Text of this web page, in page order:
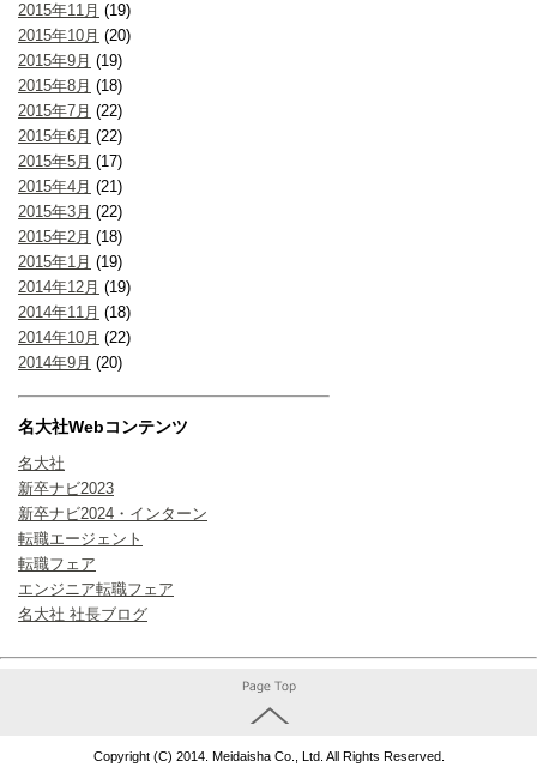
2015年11月 (19)
2015年10月 (20)
2015年9月 (19)
2015年8月 (18)
2015年7月 (22)
2015年6月 (22)
2015年5月 (17)
2015年4月 (21)
2015年3月 (22)
2015年2月 (18)
2015年1月 (19)
2014年12月 (19)
2014年11月 (18)
2014年10月 (22)
2014年9月 (20)
名大社Webコンテンツ
名大社
新卒ナビ2023
新卒ナビ2024・インターン
転職エージェント
転職フェア
エンジニア転職フェア
名大社 社長ブログ
Copyright (C) 2014. Meidaisha Co., Ltd. All Rights Reserved.